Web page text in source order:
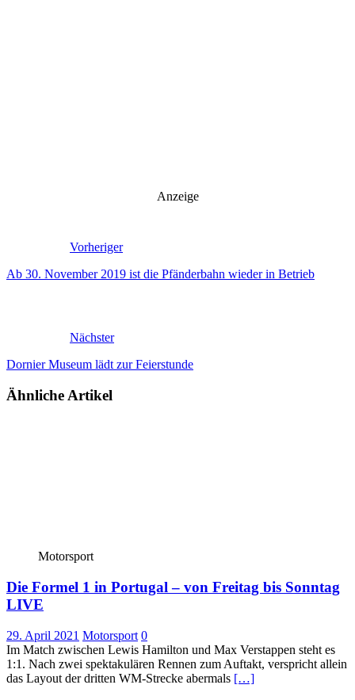
Anzeige
Vorheriger
Ab 30. November 2019 ist die Pfänderbahn wieder in Betrieb
Nächster
Dornier Museum lädt zur Feierstunde
Ähnliche Artikel
Motorsport
Die Formel 1 in Portugal – von Freitag bis Sonntag
LIVE
29. April 2021 Motorsport 0
Im Match zwischen Lewis Hamilton und Max Verstappen steht es
1:1. Nach zwei spektakulären Rennen zum Auftakt, verspricht allein
das Layout der dritten WM-Strecke abermals […]